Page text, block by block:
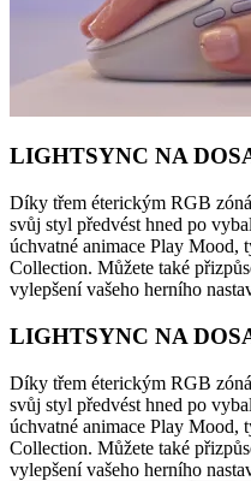
LIGHTSYNC NA
Díky třem éterickým RGB
svůj styl předvést hned po
úchvatné animace Play Mood,
Collection. Můžete také
vylepšení vašeho herního
LIGHTSYNC NA
Díky třem éterickým RGB
svůj styl předvést hned po
úchvatné animace Play Mood,
Collection. Můžete také
vylepšení vašeho herního